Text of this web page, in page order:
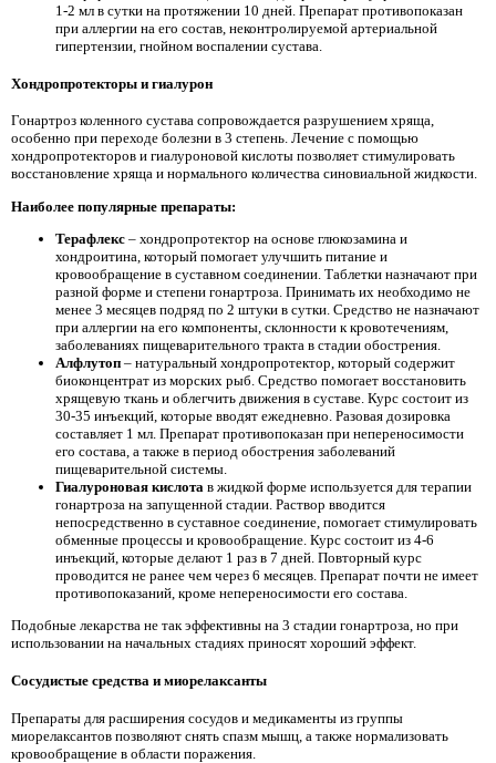
1-2 мл в сутки на протяжении 10 дней. Препарат противопоказан
при аллергии на его состав, неконтролируемой артериальной
гипертензии, гнойном воспалении сустава.
Хондропротекторы и гиалурон
Гонартроз коленного сустава сопровождается разрушением хряща,
особенно при переходе болезни в 3 степень. Лечение с помощью
хондропротекторов и гиалуроновой кислоты позволяет стимулировать
восстановление хряща и нормального количества синовиальной жидкости.
Наиболее популярные препараты:
Терафлекс – хондропротектор на основе глюкозамина и
хондроитина, который помогает улучшить питание и
кровообращение в суставном соединении. Таблетки назначают при
разной форме и степени гонартроза. Принимать их необходимо не
менее 3 месяцев подряд по 2 штуки в сутки. Средство не назначают
при аллергии на его компоненты, склонности к кровотечениям,
заболеваниях пищеварительного тракта в стадии обострения.
Алфлутоп – натуральный хондропротектор, который содержит
биоконцентрат из морских рыб. Средство помогает восстановить
хрящевую ткань и облегчить движения в суставе. Курс состоит из
30-35 инъекций, которые вводят ежедневно. Разовая дозировка
составляет 1 мл. Препарат противопоказан при непереносимости
его состава, а также в период обострения заболеваний
пищеварительной системы.
Гиалуроновая кислота в жидкой форме используется для терапии
гонартроза на запущенной стадии. Раствор вводится
непосредственно в суставное соединение, помогает стимулировать
обменные процессы и кровообращение. Курс состоит из 4-6
инъекций, которые делают 1 раз в 7 дней. Повторный курс
проводится не ранее чем через 6 месяцев. Препарат почти не имеет
противопоказаний, кроме непереносимости его состава.
Подобные лекарства не так эффективны на 3 стадии гонартроза, но при
использовании на начальных стадиях приносят хороший эффект.
Сосудистые средства и миорелаксанты
Препараты для расширения сосудов и медикаменты из группы
миорелаксантов позволяют снять спазм мышц, а также нормализовать
кровообращение в области поражения.